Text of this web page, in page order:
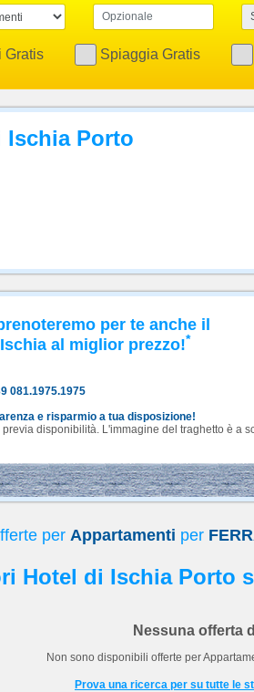
Gratis Spiaggia Gratis
Ischia Porto
per te anche il
al miglior prezzo!*
081.1975.1975
e risparmio a tua disposizione!
disponibilità. L'immagine del traghetto è a
per Appartamenti per
Hotel di Ischia Porto
Nessuna offerta
Non sono disponibili offerte per
Prova una ricerca per su tutte le